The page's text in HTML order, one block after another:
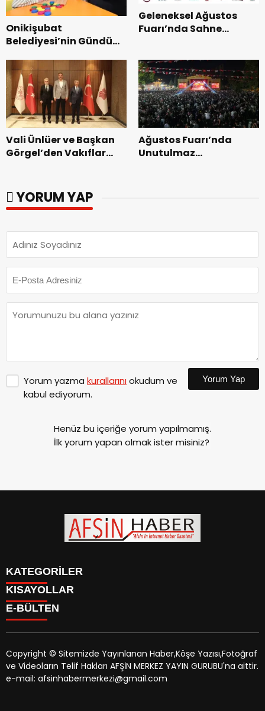
Onikişubat
Belediyesi’nin Gündüz
dönemin ön kayıtları
başladı.
Geleneksel Ağustos
Fuarı’nda Sahne
Vali Ünlüer ve Başkan
Görgel’den Vakıflar
Ağustos Fuarı’nda
Unutulmaz
YORUM YAP
Yorum yazma kurallarınıokudum ve
kabul ediyorum.
Yorum Yap
Henüz bu içeriğe yorum yapılmamış.
İlk yorum yapan olmak ister misiniz?
KATEGORİLER
SİYASET
EĞİTİM
MAGAZİN
MANŞETLER
ÖZEL HABER
KISAYOLLAR
SİYASET
EĞİTİM
KÜLTÜR SANAT
MAGAZİN
MANŞETLER
E-BÜLTEN
afsinhaber.com e-bültenine abone olarak, tarafınıza haber,
duyuru ve kampanya içerikli e-postaların gönderilmesini
Copyright © Sitemizde Yayınlanan Haber,Köşe Yazısı,Fotoğraf
ve Videoların Telif Hakları AFŞİN MERKEZ YAYIN GURUBU'na aittir.
e-mail: afsinhabermerkezi@gmail.com